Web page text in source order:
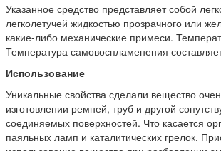
Указанное средство представляет собой
легколетучей жидкостью прозрачного или
какие-либо механические примеси.
Температура самовоспламенения
Использование
Уникальные свойства сделали вещество
изготовлении ремней, труб и другой
соединяемых поверхностей. Что касается
паяльных ламп и каталитических грелок.